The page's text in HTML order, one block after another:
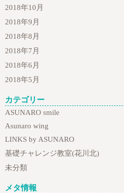
2018年10月
2018年9月
2018年8月
2018年7月
2018年6月
2018年5月
カテゴリー
ASUNARO smile
Asunaro wing
LINKS by ASUNARO
基礎チャレンジ教室(花川北)
未分類
メタ情報